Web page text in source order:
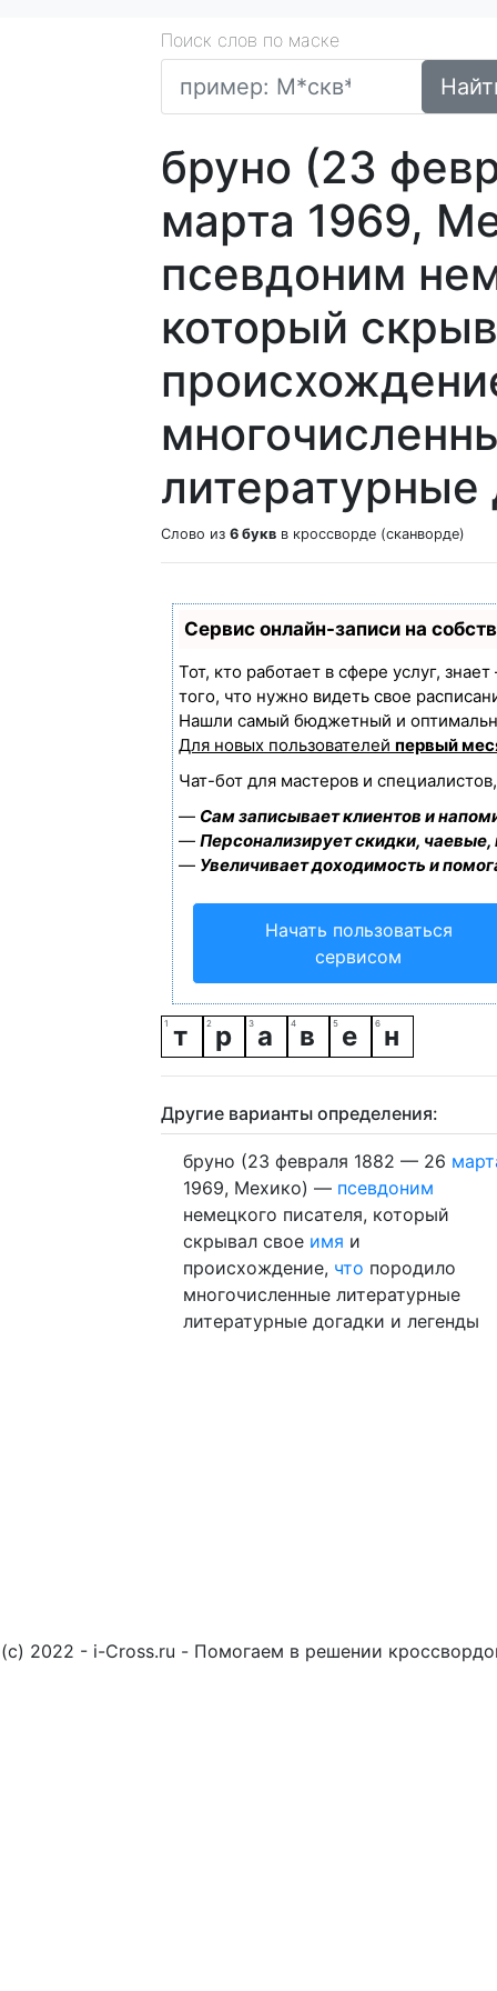
Поиск слов по маске
бруно (23
марта 1969,
псевдоним
который
литературные
Слово из 6 букв в кроссворде (сканворде)
Сервис онлайн-записи на
Тот, кто работает в сфере услуг,
того, что нужно видеть свое
Нашли самый бюджетный и
Для новых пользователей первый
Чат-бот для мастеров и
— Сам записывает клиентов и
— Персонализирует скидки,
— Увеличивает доходимость и
Начать пользоваться
сервисом
т р а в е н
Другие варианты определения:
бруно (23 февраля 1882 — 26
1969, Мехико) — псевдоним
немецкого писателя, который
скрывал свое имя и
происхождение, что породило
многочисленные литературные
литературные догадки и легенды
(c) 2022 - i-Cross.ru - Помогаем в решении